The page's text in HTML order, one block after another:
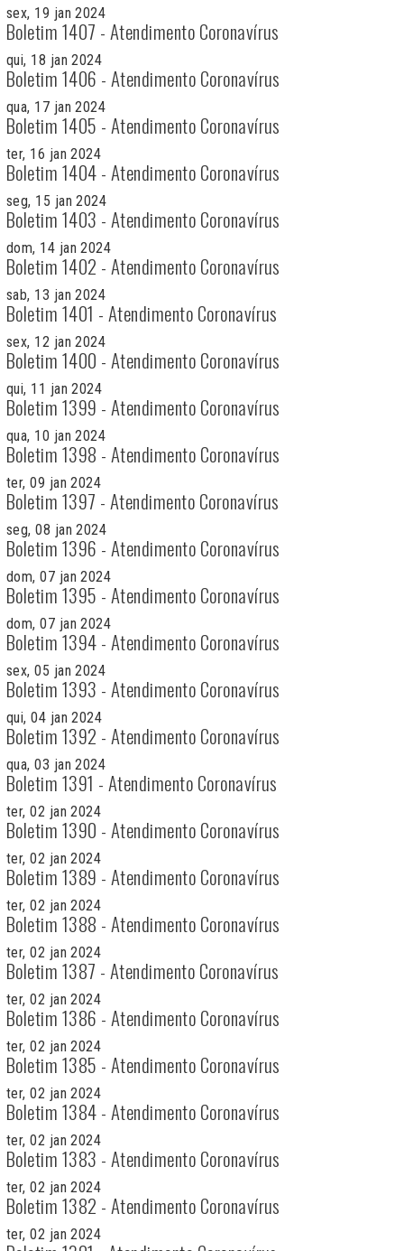
sex, 19 jan 2024
Boletim 1407 - Atendimento Coronavírus
qui, 18 jan 2024
Boletim 1406 - Atendimento Coronavírus
qua, 17 jan 2024
Boletim 1405 - Atendimento Coronavírus
ter, 16 jan 2024
Boletim 1404 - Atendimento Coronavírus
seg, 15 jan 2024
Boletim 1403 - Atendimento Coronavírus
dom, 14 jan 2024
Boletim 1402 - Atendimento Coronavírus
sab, 13 jan 2024
Boletim 1401 - Atendimento Coronavírus
sex, 12 jan 2024
Boletim 1400 - Atendimento Coronavírus
qui, 11 jan 2024
Boletim 1399 - Atendimento Coronavírus
qua, 10 jan 2024
Boletim 1398 - Atendimento Coronavírus
ter, 09 jan 2024
Boletim 1397 - Atendimento Coronavírus
seg, 08 jan 2024
Boletim 1396 - Atendimento Coronavírus
dom, 07 jan 2024
Boletim 1395 - Atendimento Coronavírus
dom, 07 jan 2024
Boletim 1394 - Atendimento Coronavírus
sex, 05 jan 2024
Boletim 1393 - Atendimento Coronavírus
qui, 04 jan 2024
Boletim 1392 - Atendimento Coronavírus
qua, 03 jan 2024
Boletim 1391 - Atendimento Coronavírus
ter, 02 jan 2024
Boletim 1390 - Atendimento Coronavírus
ter, 02 jan 2024
Boletim 1389 - Atendimento Coronavírus
ter, 02 jan 2024
Boletim 1388 - Atendimento Coronavírus
ter, 02 jan 2024
Boletim 1387 - Atendimento Coronavírus
ter, 02 jan 2024
Boletim 1386 - Atendimento Coronavírus
ter, 02 jan 2024
Boletim 1385 - Atendimento Coronavírus
ter, 02 jan 2024
Boletim 1384 - Atendimento Coronavírus
ter, 02 jan 2024
Boletim 1383 - Atendimento Coronavírus
ter, 02 jan 2024
Boletim 1382 - Atendimento Coronavírus
ter, 02 jan 2024